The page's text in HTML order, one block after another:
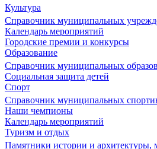
Культура
Справочник муниципальных
Календарь мероприятий
Городские премии и конкурсы
Образование
Справочник муниципальных
Социальная защита детей
Спорт
Справочник муниципальных
Наши чемпионы
Календарь мероприятий
Туризм и отдых
Памятники истории и архитектуры,